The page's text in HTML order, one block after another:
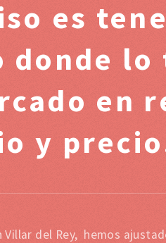
es
lo
en
y
del Rey, hemos